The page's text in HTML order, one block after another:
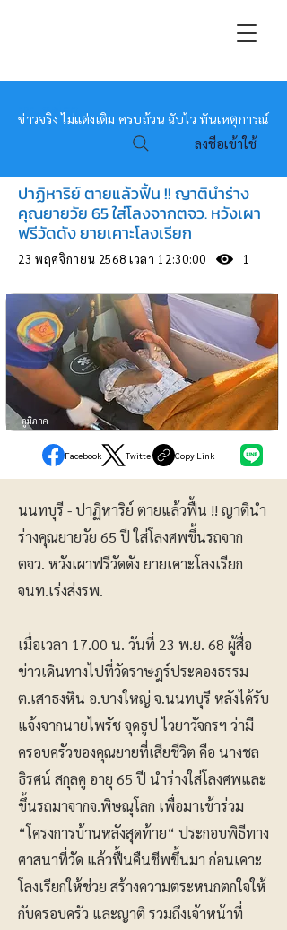
หมอข่าว
ข่าวจริง ไม่แต่งเติม ครบถ้วน ฉับไว ทันเหตุการณ์
ลงชื่อเข้าใช้
ปาฏิหาริย์ ตายแล้วฟื้น !! ญาตินำร่าง
คุณยายวัย 65 ใส่โลงจากตจว. หวังเผา
ฟรีวัดดัง ยายเคาะโลงเรียก
23 พฤศจิกายน 2568 เวลา 12:30:00 1
ภูมิภาค
Facebook Twitter Copy Link
นนทบุรี - ปาฏิหาริย์ ตายแล้วฟื้น !! ญาตินำ
ร่างคุณยายวัย 65 ปี ใส่โลงศพขึ้นรถจาก
ตจว. หวังเผาฟรีวัดดัง ยายเคาะโลงเรียก
จนท.เร่งส่งรพ.
เมื่อเวลา 17.00 น. วันที่ 23 พ.ย. 68 ผู้สื่อ
ข่าวเดินทางไปที่วัดราษฎร์ประคองธรรม
ต.เสาธงหิน อ.บางใหญ่ จ.นนทบุรี หลังได้รับ
แจ้งจากนายไพรัช จุดธูป ไวยาวัจกรฯ ว่ามี
ครอบครัวของคุณยายที่เสียชีวิต คือ นางชล
ธิรศน์ สกุลคู อายุ 65 ปี นำร่างใส่โลงศพและ
ขึ้นรถมาจากจ.พิษณุโลก เพื่อมาเข้าร่วม
“โครงการบ้านหลังสุดท้าย“ ประกอบพิธีทาง
ศาสนาที่วัด แล้วฟื้นคืนชีพขึ้นมา ก่อนเคาะ
โลงเรียกให้ช่วย สร้างความตระหนกตกใจให้
กับครอบครัว และญาติ รวมถึงเจ้าหน้าที่